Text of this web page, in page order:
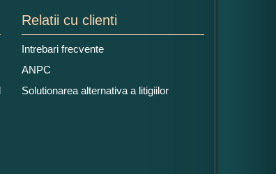
Relatii cu clienti
Intrebari frecvente
ANPC
Solutionarea alternativa a litigiilor